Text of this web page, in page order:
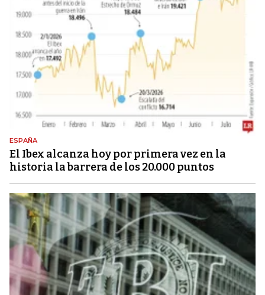
ESPAÑA
El Ibex alcanza hoy por primera vez en la
historia la barrera de los 20.000 puntos